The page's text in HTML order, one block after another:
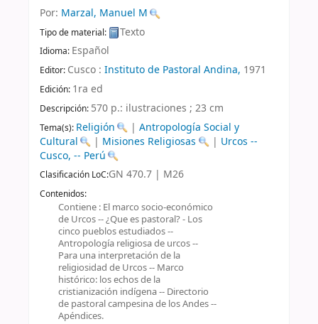
Por: Marzal, Manuel M
Tipo de material: Texto
Idioma: Español
Editor: Cusco : Instituto de Pastoral Andina, 1971
Edición: 1ra ed
Descripción: 570 p.: ilustraciones ; 23 cm
Tema(s): Religión |Antropología Social y
Cultural
| Misiones Religiosas | Urcos --
Cusco, -- Perú
Clasificación LoC:GN 470.7 | M26
Contenidos:
Contiene : El marco socio-económico
de Urcos -- ¿Que es pastoral? - Los
cinco pueblos estudiados --
Antropología religiosa de urcos --
Para una interpretación de la
religiosidad de Urcos -- Marco
histórico: los echos de la
cristianización indígena -- Directorio
de pastoral campesina de los Andes --
Apéndices.